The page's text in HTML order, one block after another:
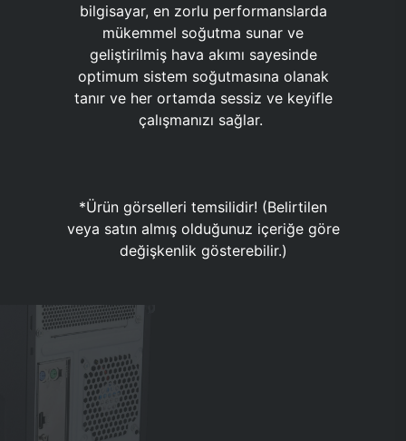
bilgisayar, en zorlu performanslarda
mükemmel soğutma sunar ve
geliştirilmiş hava akımı sayesinde
optimum sistem soğutmasına olanak
tanır ve her ortamda sessiz ve keyifle
çalışmanızı sağlar.
*Ürün görselleri temsilidir! (Belirtilen
veya satın almış olduğunuz içeriğe göre
değişkenlik gösterebilir.)